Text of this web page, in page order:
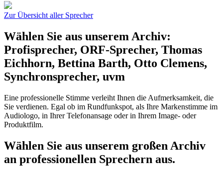
Zur Übersicht aller Sprecher
Wählen Sie aus unserem Archiv:
Profisprecher, ORF-Sprecher, Thomas
Eichhorn, Bettina Barth, Otto Clemens,
Synchronsprecher, uvm
Eine professionelle Stimme verleiht Ihnen die Aufmerksamkeit, die
Sie verdienen. Egal ob im Rundfunkspot, als Ihre Markenstimme im
Audiologo, in Ihrer Telefonansage oder in Ihrem Image- oder
Produktfilm.
Wählen Sie aus unserem großen Archiv
an professionellen Sprechern aus.